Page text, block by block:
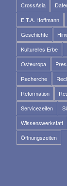
CrossAsia
E.T.A. Hoffmann
Geschichte
Kulturelles Erbe
Osteuropa
Recherche
Reformation
Servicezeiten
Wissenswerkstatt
Öffnungszeiten